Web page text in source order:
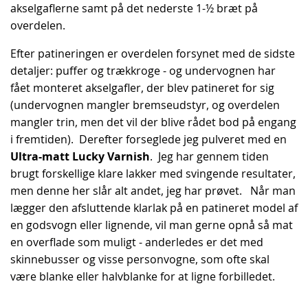
akselgaflerne samt på det nederste 1-½ bræt på
overdelen.
Efter patineringen er overdelen forsynet med de sidste
detaljer: puffer og trækkroge - og undervognen har
fået monteret akselgafler, der blev patineret for sig
(undervognen mangler bremseudstyr, og overdelen
mangler trin, men det vil der blive rådet bod på engang
i fremtiden). Derefter forseglede jeg pulveret med en
Ultra-matt Lucky Varnish. Jeg har gennem tiden
brugt forskellige klare lakker med svingende resultater,
men denne her slår alt andet, jeg har prøvet. Når man
lægger den afsluttende klarlak på en patineret model af
en godsvogn eller lignende, vil man gerne opnå så mat
en overflade som muligt - anderledes er det med
skinnebusser og visse personvogne, som ofte skal
være blanke eller halvblanke for at ligne forbilledet.